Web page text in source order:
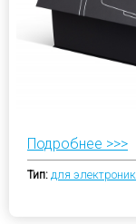
Подробнее >>>
Тип: для